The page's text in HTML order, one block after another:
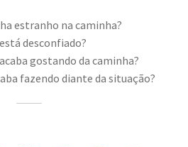
estranho na caminha?
desconfiado?
gostando da caminha?
fazendo diante da situação?